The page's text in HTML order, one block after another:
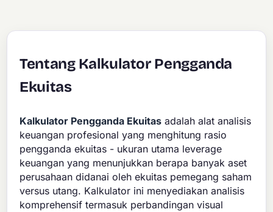
Tentang Kalkulator Pengganda
Ekuitas
Kalkulator Pengganda Ekuitas adalah alat analisis
keuangan profesional yang menghitung rasio
pengganda ekuitas - ukuran utama leverage
keuangan yang menunjukkan berapa banyak aset
perusahaan didanai oleh ekuitas pemegang saham
versus utang. Kalkulator ini menyediakan analisis
komprehensif termasuk perbandingan visual